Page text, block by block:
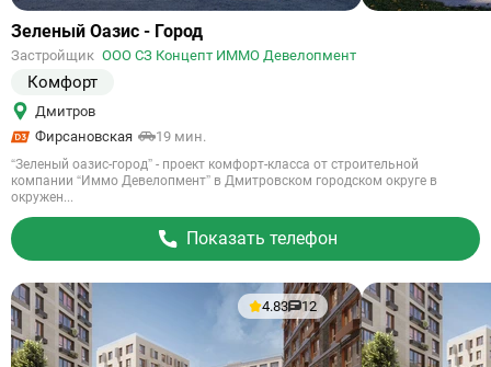
Ссылка
объект
Зеленый Оазис - Город
Застройщик ООО СЗ Концепт ИММО Девелопмент
Комфорт
Дмитров
Фирсановская
19 мин.
“Зеленый оазис-город” - проект комфорт-класса от строительной
компании “Иммо Девелопмент” в Дмитровском городском округе в
окружен...
Показать телефон
4.83 12